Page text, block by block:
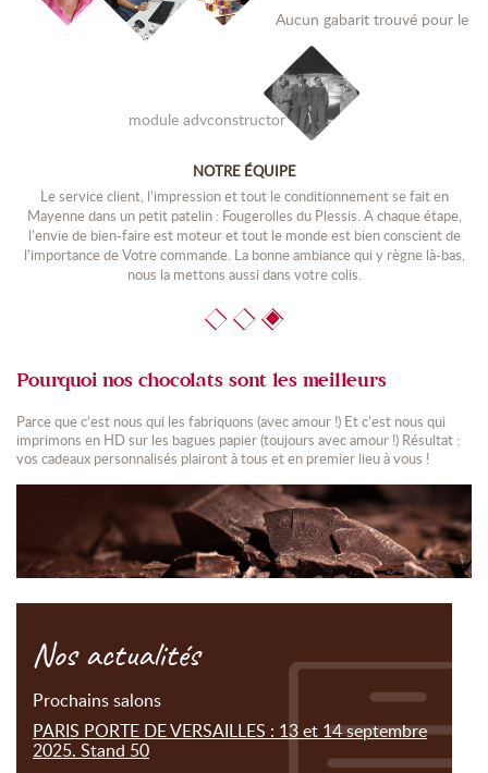
Aucun gabarit trouvé pour le
module advconstructor
NOTRE ÉQUIPE
Le service client, l’impression et tout le conditionnement se fait en
Mayenne dans un petit patelin : Fougerolles du Plessis. A chaque étape,
l’envie de bien-faire est moteur et tout le monde est bien conscient de
l’importance de Votre commande. La bonne ambiance qui y règne là-bas,
nous la mettons aussi dans votre colis.
Pourquoi nos chocolats sont les meilleurs
Parce que c’est nous qui les fabriquons (avec amour !) Et c’est nous qui
imprimons en HD sur les bagues papier (toujours avec amour !) Résultat :
vos cadeaux personnalisés plairont à tous et en premier lieu à vous !
Nos actualités
Prochains salons
PARIS PORTE DE VERSAILLES : 13 et 14 septembre
2025. Stand 50